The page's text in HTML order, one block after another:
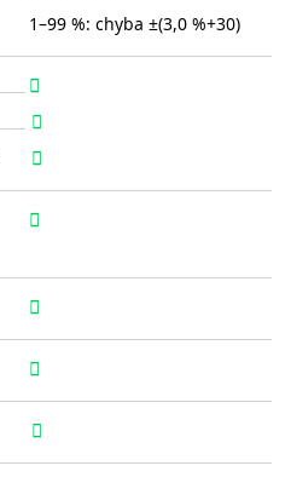
1–99 %: chyba ±(3,0 %+30)